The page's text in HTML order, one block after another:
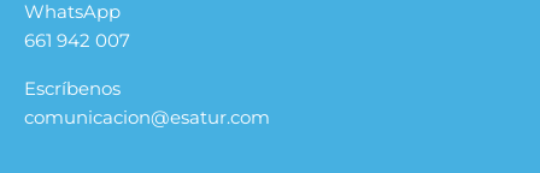
WhatsApp
661 942 007
Escríbenos
comunicacion@esatur.com